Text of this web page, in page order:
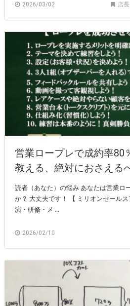
2026/03/02 店長
営業ロープレで成約率80
教える、絶対におさえる
読者（あなた）の悩み あなたは営業ロ
か？ 大丈夫です！ 【 ミリオンセール
演・研修・メ ...
2026/02/10